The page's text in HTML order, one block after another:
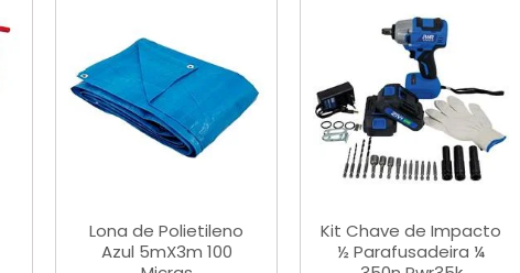
Lona de Polietileno
Azul 5mX3m 100
Kit Chave de Impacto
½ Parafusadeira ¼